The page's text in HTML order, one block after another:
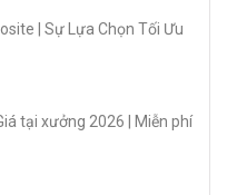
| Sự Lựa Chọn Tối Ưu
tại xưởng 2026 | Miễn phí